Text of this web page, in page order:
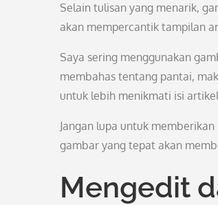
Selain tulisan yang menarik,
akan mempercantik tampilan
Saya sering menggunakan
membahas tentang pantai,
untuk lebih menikmati isi
Jangan lupa untuk
gambar yang tepat akan
Mengedit